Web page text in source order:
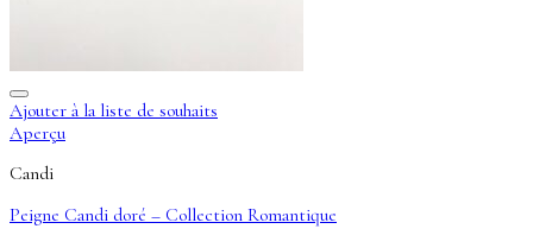
Ajouter à la liste de souhaits
Aperçu
Candi
Peigne Candi doré – Collection Romantique